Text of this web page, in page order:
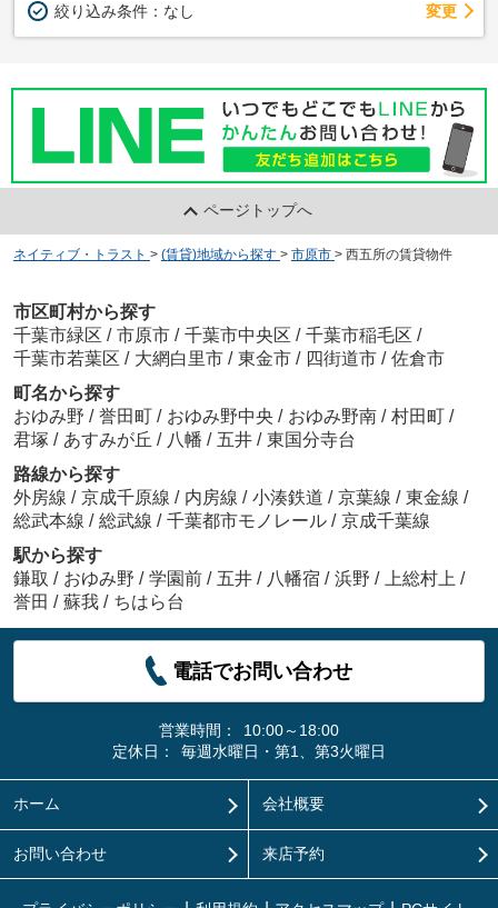
絞り込み条件： なし 変更
ページトップへ
ネイティブ・トラスト > (賃貸)地域から探す > 市原市 > 西五所の賃貸物件
市区町村から探す
千葉市緑区 / 市原市 / 千葉市中央区 / 千葉市稲毛区 /
千葉市若葉区 / 大網白里市 / 東金市 / 四街道市 / 佐倉市
町名から探す
おゆみ野 / 誉田町 / おゆみ野中央 / おゆみ野南 / 村田町 /
君塚 / あすみが丘 / 八幡 / 五井 / 東国分寺台
路線から探す
外房線 / 京成千原線 / 内房線 / 小湊鉄道 / 京葉線 / 東金線 /
総武本線 / 総武線 / 千葉都市モノレール / 京成千葉線
駅から探す
鎌取 / おゆみ野 / 学園前 / 五井 / 八幡宿 / 浜野 / 上総村上 /
誉田 / 蘇我 / ちはら台
電話でお問い合わせ
営業時間：
10:00～18:00
定休日：
毎週水曜日・第1、第3火曜日
ホーム 会社概要
お問い合わせ 来店予約